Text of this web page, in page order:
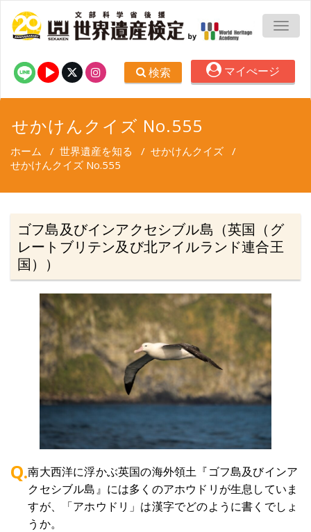
検索 マイぺージ
せかけんクイズ No.555
ホーム / 世界遺産を知る / せかけんクイズ /
せかけんクイズ No.555
ゴフ島及びインアクセシブル島（英国（グ
レートブリテン及び北アイルランド連合王
国））
Q.南大西洋に浮かぶ英国の海外領土『ゴフ島及びインア
クセシブル島』には多くのアホウドリが生息していま
すが、「アホウドリ」は漢字でどのように書くでしょ
うか。